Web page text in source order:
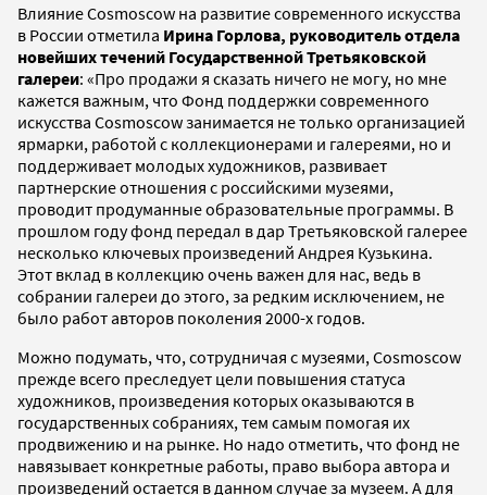
Влияние Cosmoscow на развитие современного искусства
в России отметила Ирина Горлова, руководитель отдела
новейших течений Государственной Третьяковской
галереи: «Про продажи я сказать ничего не могу, но мне
кажется важным, что Фонд поддержки современного
искусства Cosmoscow занимается не только организацией
ярмарки, работой с коллекционерами и галереями, но и
поддерживает молодых художников, развивает
партнерские отношения с российскими музеями,
проводит продуманные образовательные программы. В
прошлом году фонд передал в дар Третьяковской галерее
несколько ключевых произведений Андрея Кузькина.
Этот вклад в коллекцию очень важен для нас, ведь в
собрании галереи до этого, за редким исключением, не
было работ авторов поколения 2000-х годов.
Можно подумать, что, сотрудничая с музеями, Cosmoscow
прежде всего преследует цели повышения статуса
художников, произведения которых оказываются в
государственных собраниях, тем самым помогая их
продвижению и на рынке. Но надо отметить, что фонд не
навязывает конкретные работы, право выбора автора и
произведений остается в данном случае за музеем. А для